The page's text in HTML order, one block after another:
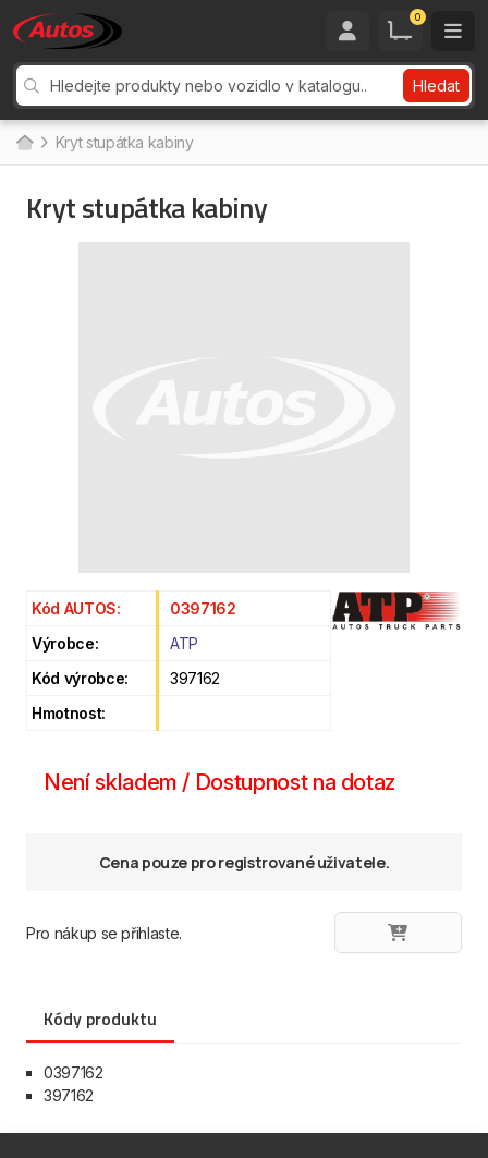
0
Hledat
Kryt stupátka kabiny
Kryt stupátka kabiny
Kód AUTOS:
0397162
Výrobce:
ATP
Kód výrobce:
397162
Hmotnost:
Není skladem / Dostupnost na dotaz
Cena pouze pro registrované uživatele.
Pro nákup se přihlaste.
Kódy produktu
0397162
397162